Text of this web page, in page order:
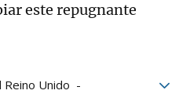
este repugnante
Reino Unido